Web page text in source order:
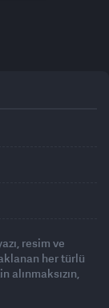
resim ve
her türlü
alınmaksızın,